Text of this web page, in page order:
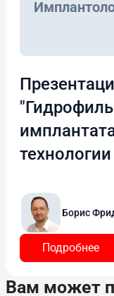
технологии
Борис
Подробнее
Вам может